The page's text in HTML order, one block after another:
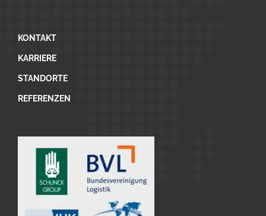
KONTAKT
KARRIERE
STANDORTE
REFERENZEN